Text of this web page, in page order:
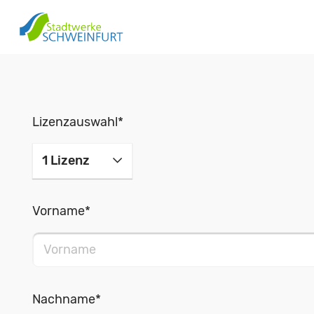
Anfrage - G
Lizenzauswahl*
Vorname*
Nachname*